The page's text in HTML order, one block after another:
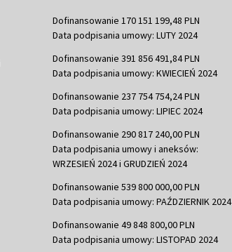
Dofinansowanie 170 151 199,48 PLN
Data podpisania umowy: LUTY 2024
Dofinansowanie 391 856 491,84 PLN
Data podpisania umowy: KWIECIEŃ 2024
Dofinansowanie 237 754 754,24 PLN
Data podpisania umowy: LIPIEC 2024
Dofinansowanie 290 817 240,00 PLN
Data podpisania umowy i aneksów:
WRZESIEŃ 2024 i GRUDZIEŃ 2024
Dofinansowanie 539 800 000,00 PLN
Data podpisania umowy: PAŹDZIERNIK 2024
Dofinansowanie 49 848 800,00 PLN
Data podpisania umowy: LISTOPAD 2024